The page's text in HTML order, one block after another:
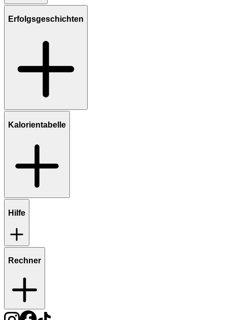
Erfolgsgeschichten
Kalorientabelle
Hilfe
Rechner